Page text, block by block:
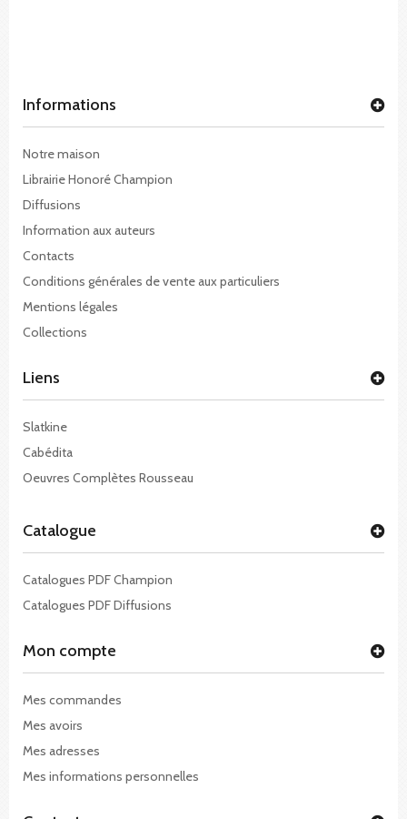
Informations
Notre maison
Librairie Honoré Champion
Diffusions
Information aux auteurs
Contacts
Conditions générales de vente aux particuliers
Mentions légales
Collections
Liens
Slatkine
Cabédita
Oeuvres Complètes Rousseau
Catalogue
Catalogues PDF Champion
Catalogues PDF Diffusions
Mon compte
Mes commandes
Mes avoirs
Mes adresses
Mes informations personnelles